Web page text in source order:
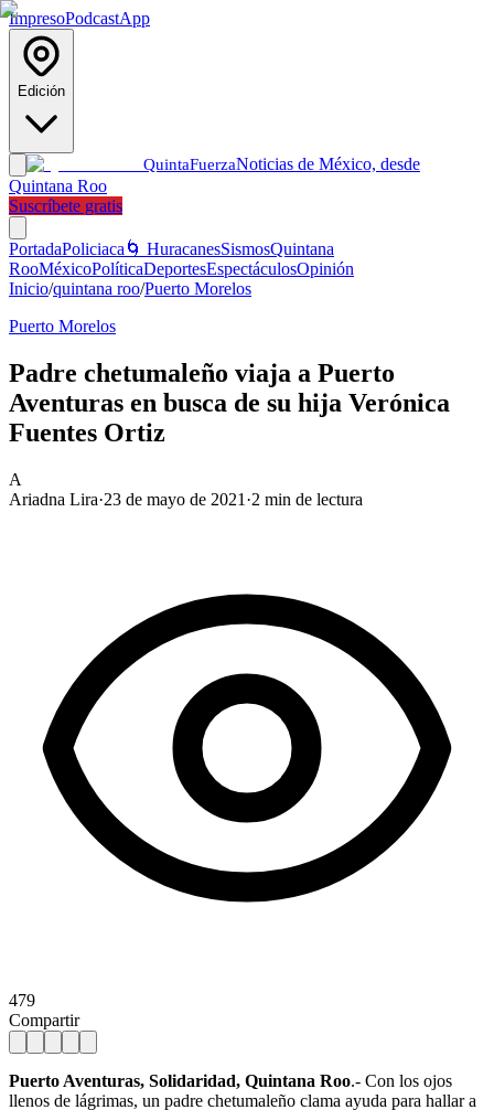
ImpresoPodcastApp
Edición
QuintaFuerzaNoticias de México, desde
Quintana Roo
Suscríbete gratis
PortadaPoliciaca 🌀 HuracanesSismosQuintana
RooMéxicoPolíticaDeportesEspectáculosOpinión
Inicio/quintana roo/Puerto Morelos
Puerto Morelos
Padre chetumaleño viaja a Puerto
Aventuras en busca de su hija Verónica
Fuentes Ortiz
A
Ariadna Lira·23 de mayo de 2021 ·2 min de lectura
479
Compartir
Puerto Aventuras, Solidaridad, Quintana Roo.- Con los ojos
llenos de lágrimas, un padre chetumaleño clama ayuda para hallar a